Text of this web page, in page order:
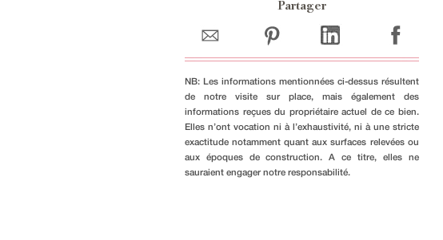
Partager
NB: Les informations mentionnées ci-dessus résultent
de notre visite sur place, mais également des
informations reçues du propriétaire actuel de ce bien.
Elles n’ont vocation ni à l’exhaustivité, ni à une stricte
exactitude notamment quant aux surfaces relevées ou
aux époques de construction. A ce titre, elles ne
sauraient engager notre responsabilité.